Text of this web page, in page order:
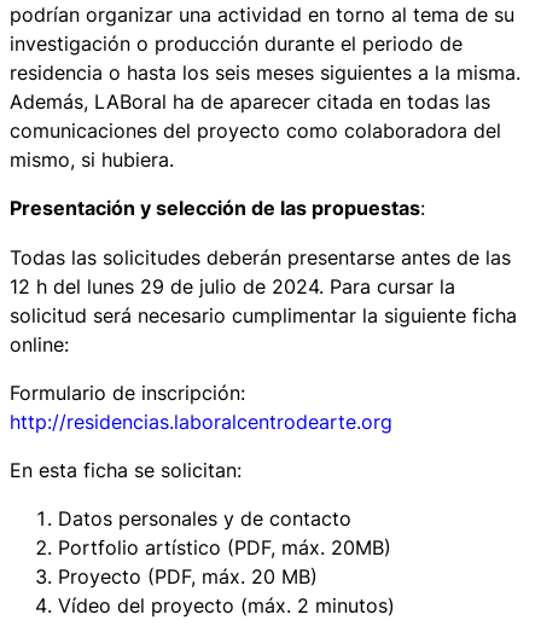
podrían organizar una actividad en torno al tema de su
investigación o producción durante el periodo de
residencia o hasta los seis meses siguientes a la misma.
Además, LABoral ha de aparecer citada en todas las
comunicaciones del proyecto como colaboradora del
mismo, si hubiera.
Presentación y selección de las propuestas:
Todas las solicitudes deberán presentarse antes de las
12 h del lunes 29 de julio de 2024. Para cursar la
solicitud será necesario cumplimentar la siguiente ficha
online:
Formulario de inscripción:
http://residencias.laboralcentrodearte.org
En esta ficha se solicitan:
Datos personales y de contacto
Portfolio artístico (PDF, máx. 20MB)
Proyecto (PDF, máx. 20 MB)
Vídeo del proyecto (máx. 2 minutos)